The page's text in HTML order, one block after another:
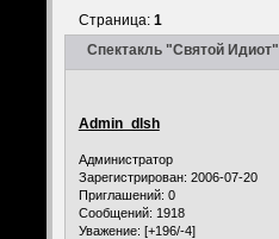
Спектакль "Святой Идиот"
Страница: 1
Admin_dlsh
Администратор
Зарегистрирован: 2006-07-20
Приглашений: 0
Сообщений: 1918
Уважение: [+196/-4]